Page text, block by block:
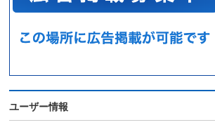
ユーザー情報